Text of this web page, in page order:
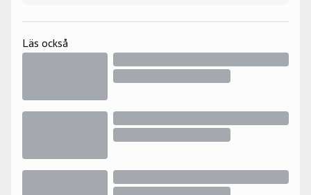
Han har bevakat SHL, Hockeyallsvenskan, NHL, VM
och JVM och har under flera år även hörts som
Hockeyallsvenskan samt SHL och SDHL.
Drivet ligger i att berätta nyheter eller skriva
seriesystem och tv-avtal.
Läs också